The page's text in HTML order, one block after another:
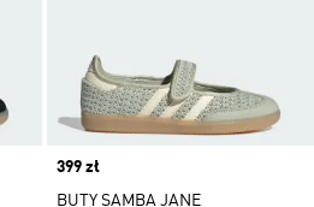
Price
399 zł
BUTY SAMBA JANE